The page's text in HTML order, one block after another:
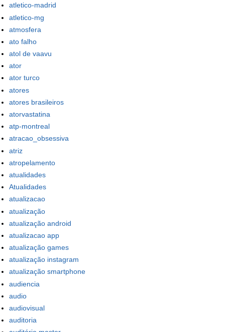
atletico-madrid
atletico-mg
atmosfera
ato falho
atol de vaavu
ator
ator turco
atores
atores brasileiros
atorvastatina
atp-montreal
atracao_obsessiva
atriz
atropelamento
atualidades
Atualidades
atualizacao
atualização
atualização android
atualizacao app
atualização games
atualização instagram
atualização smartphone
audiencia
audio
audiovisual
auditoria